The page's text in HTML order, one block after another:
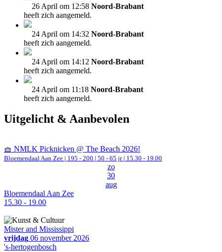
26 April om 12:58 Noord-Brabant
heeft zich aangemeld.
24 April om 14:32 Noord-Brabant
heeft zich aangemeld.
24 April om 14:12 Noord-Brabant
heeft zich aangemeld.
24 April om 11:18 Noord-Brabant
heeft zich aangemeld.
Uitgelicht & Aanbevolen
🧺 NMLK Picknicken @ The Beach 2026!
Bloemendaal Aan Zee | 195 - 200 | 50 - 65 jr | 15.30 - 19.00
zo
30
aug
Bloemendaal Aan Zee
15.30 - 19.00
Mister and Mississippi
vrijdag 06 november 2026
's-hertogenbosch